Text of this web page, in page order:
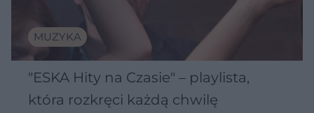
MUZYKA
"ESKA Hity na Czasie" – playlista,
która rozkręci każdą chwilę